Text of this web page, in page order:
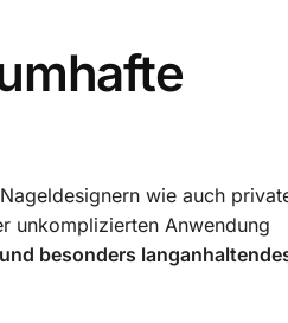
wie auch
unkomplizierten Anwendung
besonders